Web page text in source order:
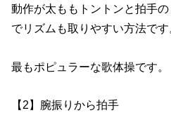
動作が太ももトントンと拍手
でリズムも取りやすい方法です
最もポピュラーな歌体操です。
【2】腕振りから拍手